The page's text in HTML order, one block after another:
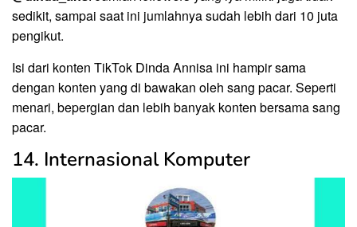
sedikit, sampai saat ini jumlahnya sudah lebih dari 10 juta
pengikut.
Isi dari konten TikTok Dinda Annisa ini hampir sama
dengan konten yang di bawakan oleh sang pacar. Seperti
menari, bepergian dan lebih banyak konten bersama sang
pacar.
14. Internasional Komputer